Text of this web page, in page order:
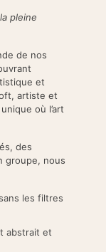
pleine
de nos
et
artiste et
où l’art
des
groupe, nous
les filtres
abstrait et